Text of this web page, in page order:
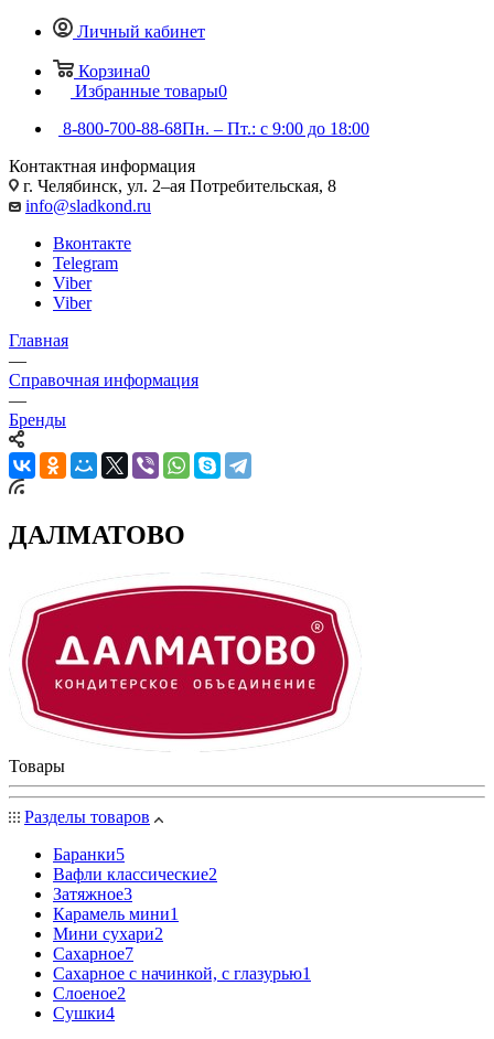
Личный кабинет
Корзина0
Избранные товары0
8-800-700-88-68Пн. – Пт.: с 9:00 до 18:00
Контактная информация
г. Челябинск, ул. 2–ая Потребительская, 8
info@sladkond.ru
Вконтакте
Telegram
Viber
Viber
Главная
—
Справочная информация
—
Бренды
ДАЛМАТОВО
Товары
Разделы товаров
Баранки5
Вафли классические2
Затяжное3
Карамель мини1
Мини сухари2
Сахарное7
Сахарное с начинкой, с глазурью1
Слоеное2
Сушки4